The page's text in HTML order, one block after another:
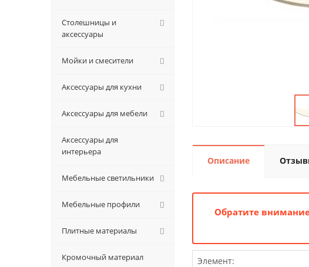
Описание
Обратите
Элемент:
Столешницы и
аксессуары
Мойки и смесители
Аксессуары для кухни
Аксессуары для мебели
Аксессуары для
интерьера
Мебельные светильники
Мебельные профили
Плитные материалы
Кромочный материал